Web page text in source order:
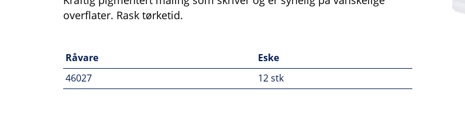
overflater. Rask tørketid.
Råvare
Eske
46027
12 stk